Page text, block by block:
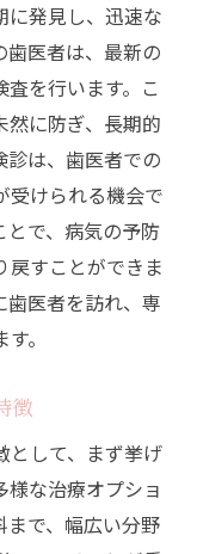
容の共存
実現法
新しいアプロ
の形
する総合的な
歯医者の魅力
そのサービス
タマイズケア
な生活を
の重要性
のトータルサ
に発見し、迅速な
歯医者は、最新の
を行います。こ
然に防ぎ、長期的
診は、歯医者での
受けられる機会で
とで、病気の予防
戻すことができま
歯医者を訪れ、専
。
徴
として、まず挙げ
な治療オプショ
まで、幅広い分野